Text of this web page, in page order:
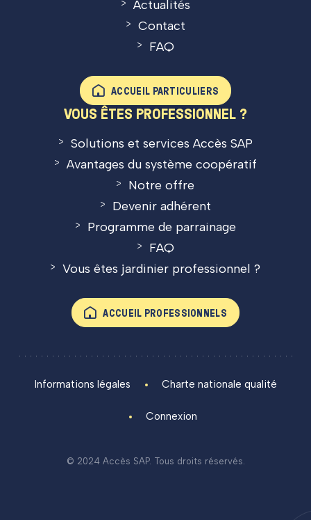
Actualités
Contact
FAQ
ACCUEIL PARTICULIERS
VOUS ÊTES PROFESSIONNEL ?
Solutions et services Accès SAP
Avantages du système coopératif
Notre offre
Devenir adhérent
Programme de parrainage
FAQ
Vous êtes jardinier professionnel ?
ACCUEIL PROFESSIONNELS
© 2024 Accès SAP. Tous droits réservés.
Informations légales Charte nationale qualité
Connexion